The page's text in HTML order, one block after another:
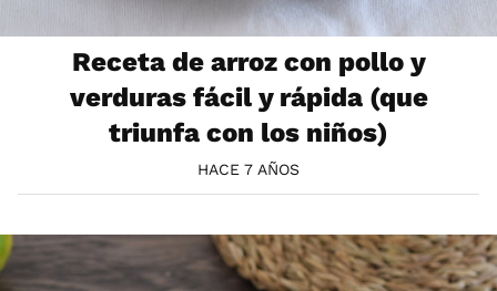
Receta de arroz con pollo y
verduras fácil y rápida (que
triunfa con los niños)
HACE 7 AÑOS